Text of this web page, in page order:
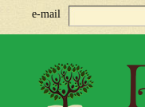
e-mail